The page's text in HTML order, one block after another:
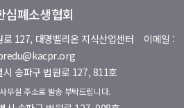
심폐소생협회
127, 대명벨리온 지식산업센터 이메일 :
시 송파구 법원로 127, 811호
무실 주소로 발송 부탁드립니다.